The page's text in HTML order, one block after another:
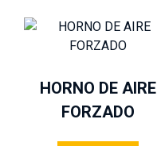
HORNO DE AIRE
FORZADO